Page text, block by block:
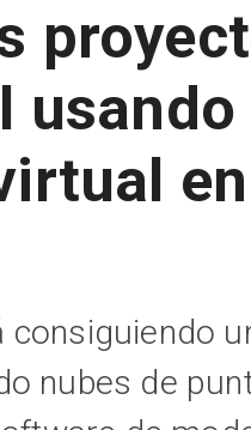
usando
en
nubes de